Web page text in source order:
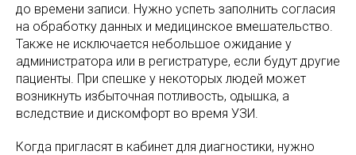
до времени записи. Нужно успеть заполнить согласия
на обработку данных и медицинское вмешательство.
Также не исключается небольшое ожидание у
администратора или в регистратуре, если будут другие
пациенты. При спешке у некоторых людей может
возникнуть избыточная потливость, одышка, а
вследствие и дискомфорт во время УЗИ.
Когда пригласят в кабинет для диагностики, нужно